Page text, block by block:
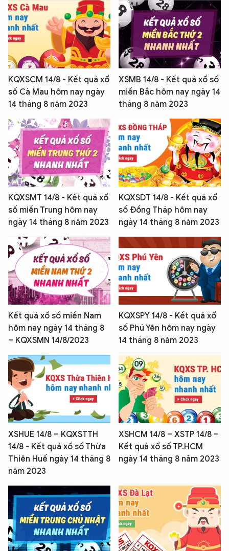
KQXSCM 14/8 - Kết quả xổ
số Cà Mau hôm nay ngày
14 tháng 8 năm 2023
XSMB 14/8 - Kết quả xổ số
miền Bắc hôm nay ngày 14
tháng 8 năm 2023
KQXSMT 14/8 - Kết quả xổ
số miền Trung hôm nay
ngày 14 tháng 8 năm 2023
KQXSDT 14/8 - Kết quả xổ
số Đồng Tháp hôm nay
ngày 14 tháng 8 năm 2023
Kết quả xổ số miền Nam
hôm nay ngày 14 tháng 8
– KQXSMN 14/8/2023
KQXSPY 14/8 - Kết quả xổ
số Phú Yên hôm nay ngày
14 tháng 8 năm 2023
XSHUE 14/8 – KQXSTTH
14/8 - Kết quả xổ số Thừa
Thiên Huế ngày 14 tháng 8
năm 2023
XSHCM 14/8 – XSTP 14/8 –
Kết quả xổ số TP.HCM
ngày 14 tháng 8 năm 2023